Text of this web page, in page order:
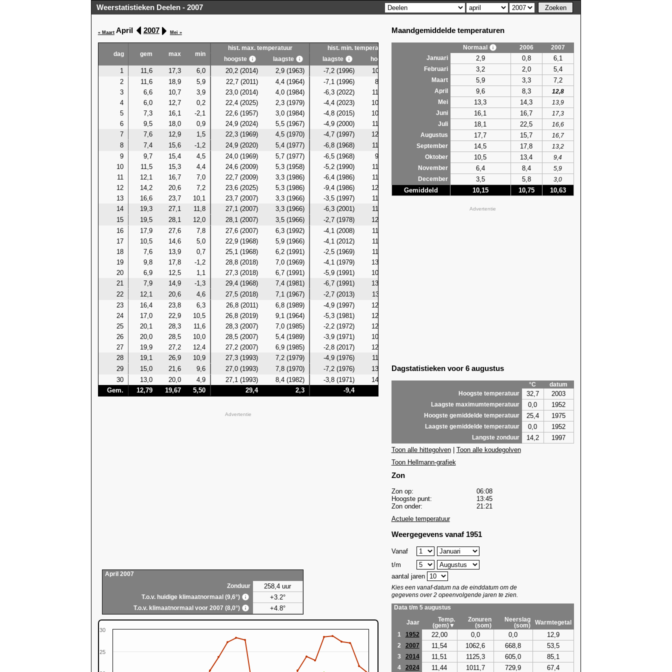
Weerstatistieken Deelen - 2007
« MaartApril 2007 Mei »
dag gem max min
hist. max. temperatuur hist. min. temperatuur
hist. gem. temperatuur
hoogste
laagste laagste hoogste laagste hoogste
1 11,6 17,3 6,0 20,2 (2014) 2,9 (1963) -7,2 (1996) 10,2 (2011) -0,7 (1996)
13,9 (1999)
2
11,6 18,9 5,9 22,7 (2011) 4,4 (1964) -7,1 (1996) 8,9 (1990) -0,3 (1996)
15,6 (2011)
3
6,6 10,7 3,9 23,0 (2014) 4,0 (1984) -6,3 (2022) 11,5 (2016) 1,5 (1984)
15,2 (2016)
4
6,0 12,7 0,2 22,4 (2025) 2,3 (1979) -4,4 (2023) 10,1 (1985) 1,0 (1979)
15,9 (1985)
5
7,3 16,1 -2,1 22,6 (1957) 3,0 (1984) -4,8 (2015) 10,1 (1985) 1,3 (1970)
14,0 (1957)
6
9,5 18,0 0,9 24,9 (2024) 5,5 (1967) -4,9 (2000) 11,2 (2024) 0,7 (1956)
18,1 (2024)
7
7,6 12,9 1,5 22,3 (1969) 4,5 (1970) -4,7 (1997) 12,7 (2014) 0,9 (1970)
16,8 (2024)
8
7,4 15,6 -1,2 24,9 (2020) 5,4 (1977) -6,8 (1968) 11,8 (2024) 0,7 (1977)
16,5 (2020)
9
9,7 15,4 4,5 24,0 (1969) 5,7 (1977) -6,5 (1968) 9,5 (2024) 0,7 (1977)
15,0 (1969)
10
11,5 15,3 4,4 24,6 (2009) 5,3 (1958) -5,2 (1990) 11,9 (2018) 1,6 (1977)
17,6 (2009)
11
12,1 16,7 7,0 22,7 (2009) 3,3 (1986) -6,4 (1986) 11,4 (2009) -0,5 (1986)
16,9 (2009)
12
14,2 20,6 7,2 23,6 (2025) 5,3 (1986) -9,4 (1986) 12,6 (2024) -0,6 (1986)
16,2 (2025)
13
16,6 23,7 10,1 23,7 (2007) 3,3 (1966) -3,5 (1997) 11,3 (2024) 1,1 (1966)
16,9 (2024)
14
19,3 27,1 11,8 27,1 (2007) 3,3 (1966) -6,3 (2001) 11,8 (2007)
19,3 (2007)
15
19,5 28,1 12,0 28,1 (2007) 3,5 (1966) -2,7 (1978) 12,0 (2007)
16
17,9 27,6 7,8 27,6 (2007) 6,3 (1992) -4,1 (2008) 11,0 (2003)
17
10,5 14,6 5,0 22,9 (1968) 5,9 (1966) -4,1 (2012) 11,3 (1983)
18
7,6 13,9 0,7 25,1 (1968) 6,2 (1991) -2,5 (1969) 11,4 (1968)
19
9,8 17,8 -1,2 28,8 (2018) 7,0 (1969) -4,1 (1979) 13,4 (1988)
20
6,9 12,5 1,1 27,3 (2018) 6,7 (1991) -5,9 (1991) 10,7 (1968)
21
7,9 14,9 -1,3 29,4 (1968) 7,4 (1981) -6,7 (1991) 13,3 (1968)
22
12,1 20,6 4,6 27,5 (2018) 7,1 (1967) -2,7 (2013) 13,6 (2011)
23
16,4 23,8 6,3 26,8 (2011) 6,8 (1989) -4,9 (1997) 12,2 (1971)
24
17,0 22,9 10,5 26,8 (2019) 9,1 (1964) -5,3 (1981) 12,7 (1993)
25
20,1 28,3 11,6 28,3 (2007) 7,0 (1985) -2,2 (1972) 12,7 (1995)
26
20,0 28,5 10,0 28,5 (2007) 5,4 (1989) -3,9 (1971) 10,8 (2009)
27
19,9 27,2 12,4 27,2 (2007) 6,9 (1985) -2,8 (2017) 12,4 (2007)
28
19,1 26,9 10,9 27,3 (1993) 7,2 (1979) -4,9 (1976) 11,2 (2004)
29
15,0 21,6 9,6 27,0 (1993) 7,8 (1970) -7,2 (1976) 13,7 (1993) 3,4 (1976)
20,9 (1993)
30
13,0 20,0 4,9 27,1 (1993) 8,4 (1982) -3,8 (1971) 14,4 (1993) 5,2 (1982)
20,9 (1993)
Gem.
12,79 19,67 5,50 29,4 2,3 -9,4
Advertentie
April 2007
Zonduur
258,4 uur
T.o.v. huidige klimaatnormaal (9,6°) +3.2°
T.o.v. klimaatnormaal voor 2007 (8,0°) +4.8°
25
30
Maandgemiddelde temperaturen
Normaal 2006
2007
Januari
2,9 0,8 6,1
Februari 3,2 2,0 5,4
Maart 5,9 3,3 7,2
April 9,6 8,3
12,8
Mei
13,3 14,3
13,9
Juni
16,1 16,7
17,3
Juli
18,1 22,5
16,6
Augustus
17,7 15,7
16,7
September
14,5 17,8
13,2
Oktober
10,5 13,4
9,4
November
6,4 8,4
5,9
December
3,5 5,8 3,0
Gemiddeld 10,15 10,75 10,63
Advertentie
Dagstatistieken voor 6 augustus
°C
datum
Hoogste temperatuur
32,7 2003
Laagste maximumtemperatuur 0,0 1952
Hoogste gemiddelde temperatuur 25,4 1975
Laagste gemiddelde temperatuur 0,0 1952
Langste zonduur 14,2
1997
Toon alle hittegolven| Toon alle koudegolven
Toon Hellmann-grafiek
Zon
Zon op:
06:08
Hoogste punt:
13:45
Zon onder:
21:21
Actuele temperatuur
Weergegevens vanaf 1951
Vanaf
t/m
aantal jaren
Kies een vanaf-datum na de einddatum om de
gegevens over 2 opeenvolgende jaren te zien.
Data t/m 5 augustus
Jaar
Temp.
(gem)▼
Zonuren
(som)
Neerslag
(som)
Warmtegetal
1
1952 22,00 0,0 0,0 12,9
2 2007 11,54 1062,6 668,8 53,5
3 2014 11,51 1125,3 605,0 85,1
4 2024 11,44 1011,7 729,9 67,4